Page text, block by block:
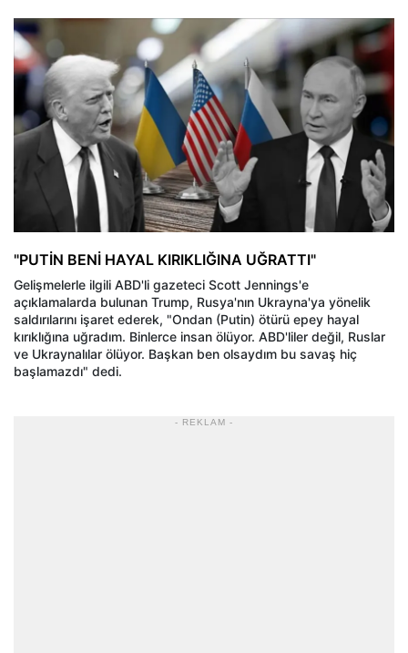
"PUTİN BENİ HAYAL KIRIKLIĞINA UĞRATTI"
Gelişmelerle ilgili ABD'li gazeteci Scott Jennings'e
açıklamalarda bulunan Trump, Rusya'nın Ukrayna'ya yönelik
saldırılarını işaret ederek, "Ondan (Putin) ötürü epey hayal
kırıklığına uğradım. Binlerce insan ölüyor. ABD'liler değil, Ruslar
ve Ukraynalılar ölüyor. Başkan ben olsaydım bu savaş hiç
başlamazdı" dedi.
- REKLAM -